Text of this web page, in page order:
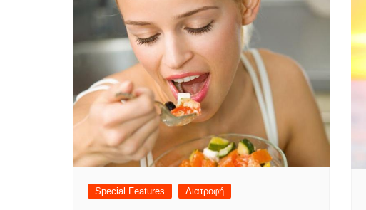
Special Features Διατροφή